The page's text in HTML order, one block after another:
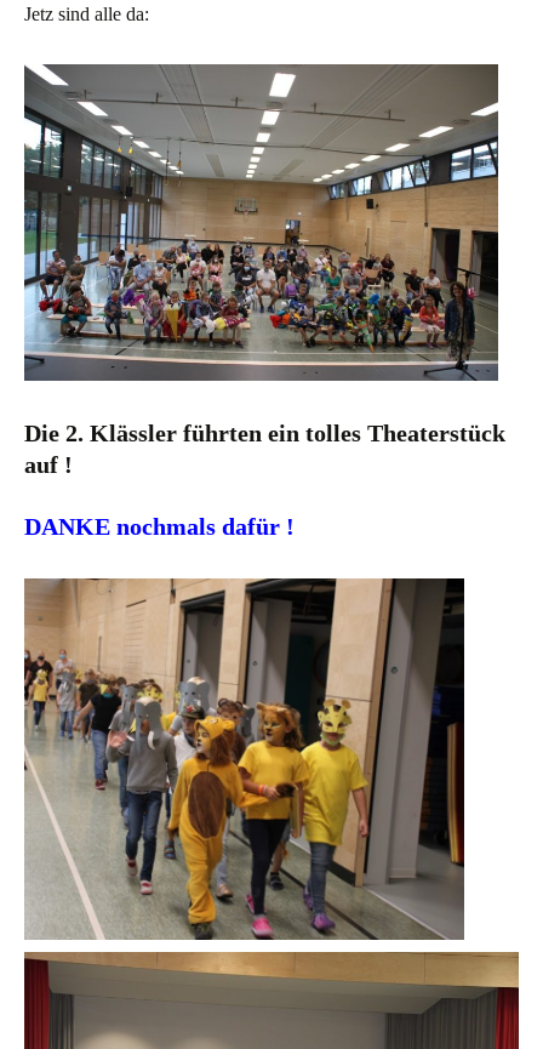
Jetz sind alle da:
Die 2. Klässler führten ein tolles Theaterstück
auf !
DANKE nochmals dafür !